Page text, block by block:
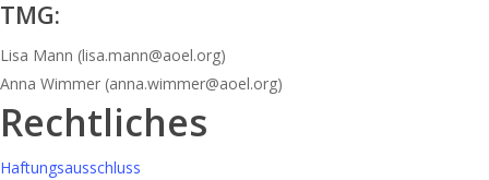
TMG:
Lisa Mann (lisa.mann@aoel.org)
Anna Wimmer (anna.wimmer@aoel.org)
Rechtliches
Haftungsausschluss